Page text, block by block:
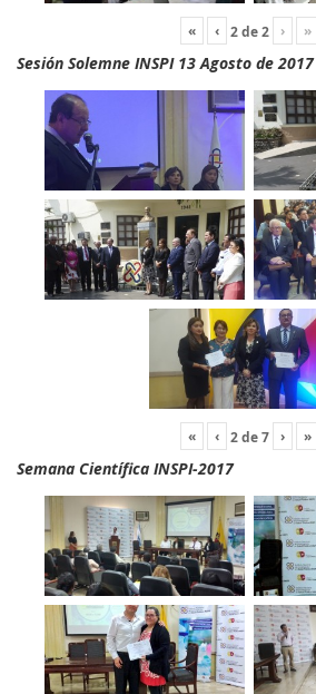
« ‹ 2de2 › »
Sesión Solemne INSPI 13 Agosto de 2017
« ‹ 2de7 › »
Semana Científica INSPI-2017